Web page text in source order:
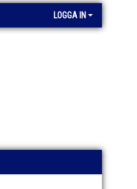
LOGGA IN